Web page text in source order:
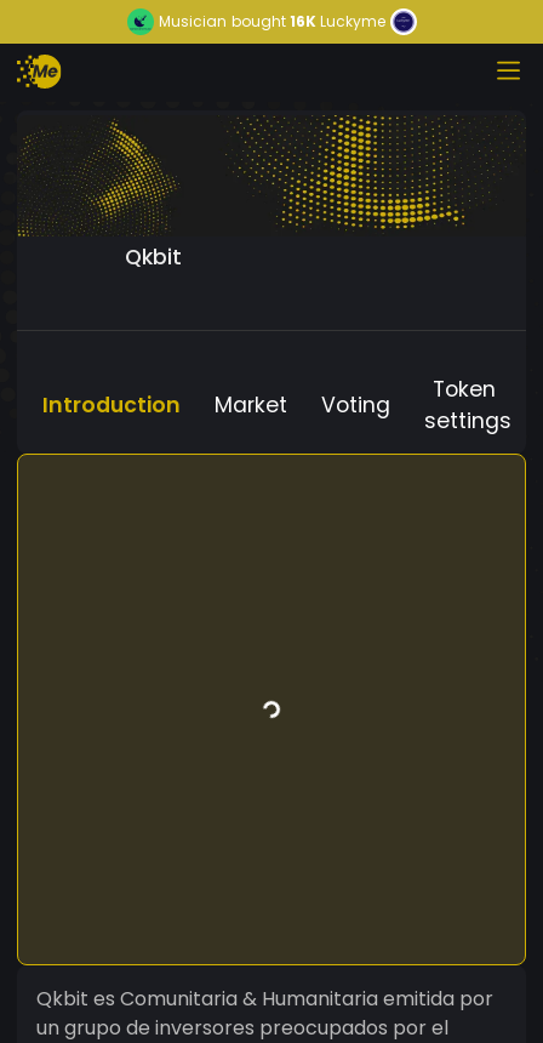
Musician bought16KLuckyme
Qkbit
Introduction Market Voting
Token
settings
Qkbit es Comunitaria & Humanitaria emitida por
un grupo de inversores preocupados por el